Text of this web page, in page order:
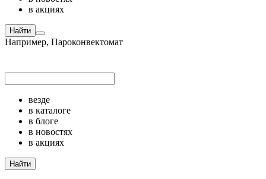
в акциях
Найти
Например, Пароконвектомат
везде
в каталоге
в блоге
в новостях
в акциях
Найти